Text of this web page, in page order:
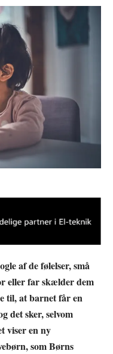
af de følelser, små
eller far skælder dem
til, at barnet får en
det sker, selvom
viser en ny
som Børns